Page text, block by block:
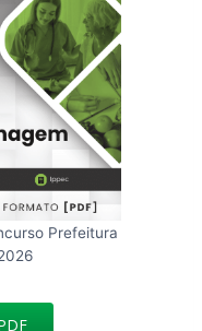
Prefeitura